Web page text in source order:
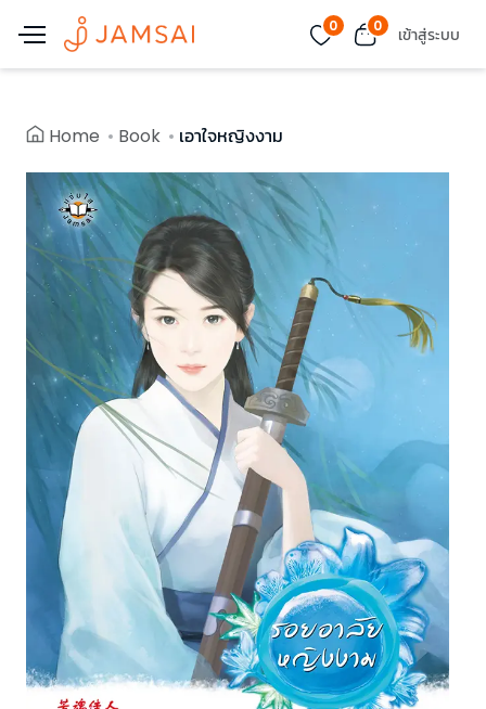
0 0 เข้าสู่ระบบ
Home Book เอาใจหญิงงาม